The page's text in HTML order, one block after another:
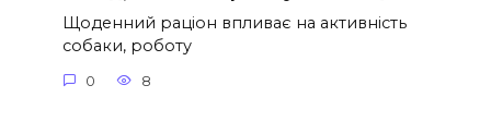
Щоденний раціон впливає на активність
собаки, роботу
0 8